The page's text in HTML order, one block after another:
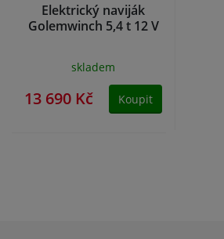
Elektrický naviják
Golemwinch 5,4 t 12 V
skladem
13 690 Kč Koupit